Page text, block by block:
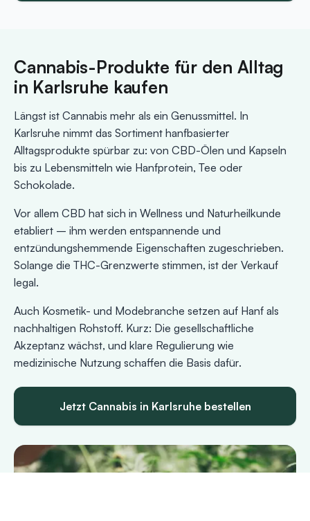
Cannabis-Produkte für den Alltag
in Karlsruhe kaufen
Längst ist Cannabis mehr als ein Genussmittel. In
Karlsruhe nimmt das Sortiment hanfbasierter
Alltagsprodukte spürbar zu: von CBD-Ölen und Kapseln
bis zu Lebensmitteln wie Hanfprotein, Tee oder
Schokolade.
Vor allem CBD hat sich in Wellness und Naturheilkunde
etabliert – ihm werden entspannende und
entzündungshemmende Eigenschaften zugeschrieben.
Solange die THC-Grenzwerte stimmen, ist der Verkauf
legal.
Auch Kosmetik- und Modebranche setzen auf Hanf als
nachhaltigen Rohstoff. Kurz: Die gesellschaftliche
Akzeptanz wächst, und klare Regulierung wie
medizinische Nutzung schaffen die Basis dafür.
Jetzt Cannabis in Karlsruhe bestellen